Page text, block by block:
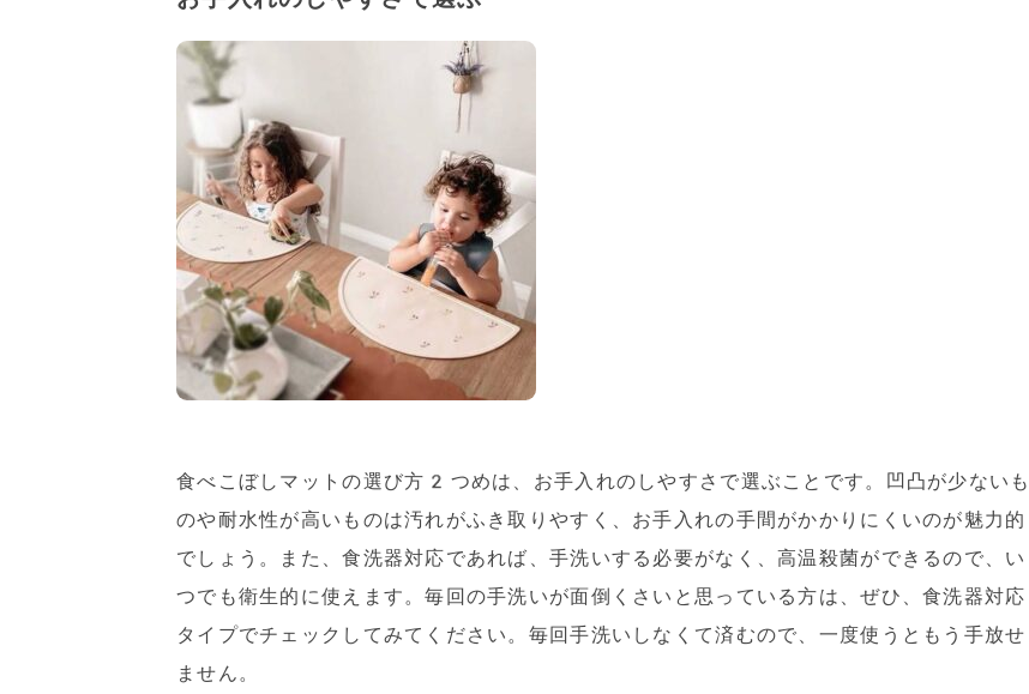
食べこぼしマットの選び方2つめは、お手入れのしやすさで選ぶことです。凹凸が少ないも
のや耐水性が高いものは汚れがふき取りやすく、お手入れの手間がかかりにくいのが魅力的
でしょう。また、食洗器対応であれば、手洗いする必要がなく、高温殺菌ができるので、い
つでも衛生的に使えます。毎回の手洗いが面倒くさいと思っている方は、ぜひ、食洗器対応
タイプでチェックしてみてください。毎回手洗いしなくて済むので、一度使うともう手放せ
ません。